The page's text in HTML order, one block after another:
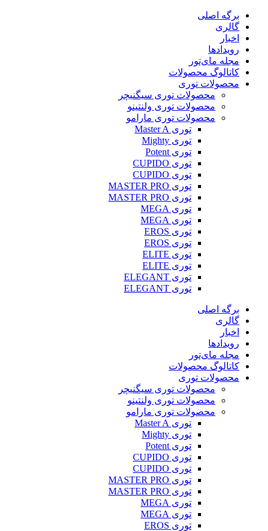
پرش
محتوا
برگه اصلی
گالری
اخبار
رویدادها
مجله مای‌تور
کاتالوگ محصولات
محصولات توری
محصولات توری سیگنیچر
محصولات توری ولنتینو
محصولات توری مارامو
توری Master A
توری Mighty
توری Potent
توری CUPIDO
توری CUPIDO
توری MASTER PRO
توری MASTER PRO
توری MEGA
توری MEGA
توری EROS
توری EROS
توری ELITE
توری ELITE
توری ELEGANT
توری ELEGANT
برگه اصلی
گالری
اخبار
رویدادها
مجله مای‌تور
کاتالوگ محصولات
محصولات توری
محصولات توری سیگنیچر
محصولات توری ولنتینو
محصولات توری مارامو
توری Master A
توری Mighty
توری Potent
توری CUPIDO
توری CUPIDO
توری MASTER PRO
توری MASTER PRO
توری MEGA
توری MEGA
توری EROS